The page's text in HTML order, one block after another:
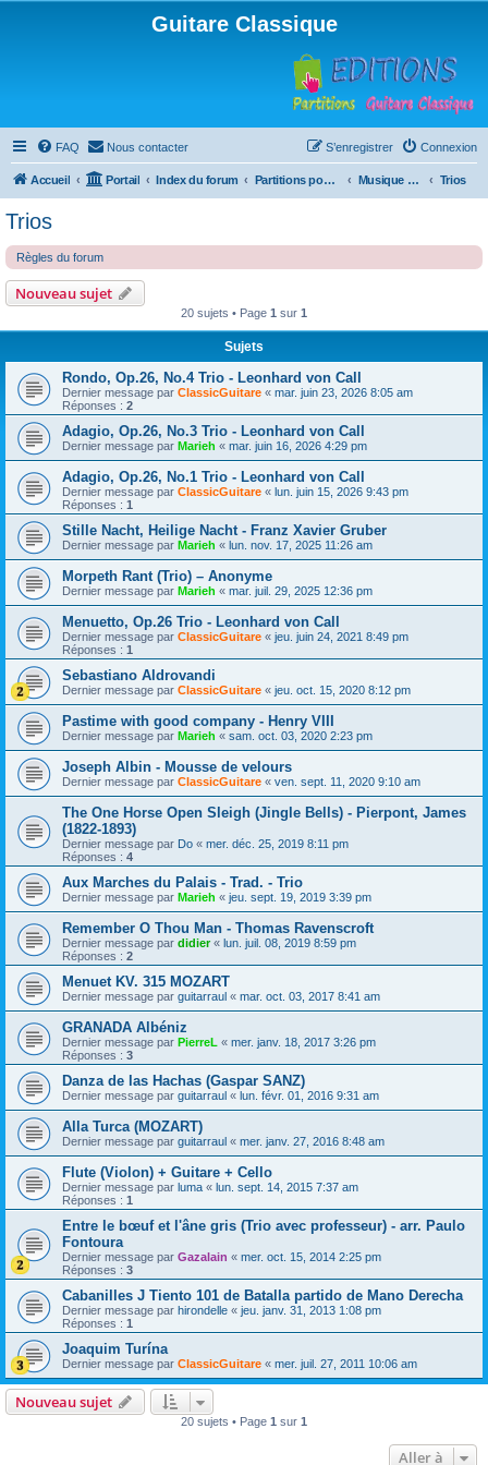
Guitare Classique
FAQ Nous contacter Connexion
S’enregistrer
Accueil Portail Index du forum Partitions pour guitare en libre téléchargement Musique d'ensemble Trios
Trios
Règles du forum
Nouveau sujet
20 sujets • Page 1 sur 1
Sujets
Rondo, Op.26, No.4 Trio - Leonhard von Call
Dernier message par ClassicGuitare « mar. juin 23, 2026 8:05 am
Réponses : 2
Adagio, Op.26, No.3 Trio - Leonhard von Call
Dernier message par Marieh « mar. juin 16, 2026 4:29 pm
Adagio, Op.26, No.1 Trio - Leonhard von Call
Dernier message par ClassicGuitare « lun. juin 15, 2026 9:43 pm
Réponses : 1
Stille Nacht, Heilige Nacht - Franz Xavier Gruber
Dernier message par Marieh « lun. nov. 17, 2025 11:26 am
Morpeth Rant (Trio) – Anonyme
Dernier message par Marieh « mar. juil. 29, 2025 12:36 pm
Menuetto, Op.26 Trio - Leonhard von Call
Dernier message par ClassicGuitare « jeu. juin 24, 2021 8:49 pm
Réponses : 1
Sebastiano Aldrovandi
Dernier message par ClassicGuitare « jeu. oct. 15, 2020 8:12 pm
Pastime with good company - Henry VIII
Dernier message par Marieh « sam. oct. 03, 2020 2:23 pm
Joseph Albin - Mousse de velours
Dernier message par ClassicGuitare « ven. sept. 11, 2020 9:10 am
The One Horse Open Sleigh (Jingle Bells) - Pierpont, James
(1822-1893)
Dernier message par Do « mer. déc. 25, 2019 8:11 pm
Réponses : 4
Aux Marches du Palais - Trad. - Trio
Dernier message par Marieh « jeu. sept. 19, 2019 3:39 pm
Remember O Thou Man - Thomas Ravenscroft
Dernier message par didier« lun. juil. 08, 2019 8:59 pm
Réponses : 2
Menuet KV. 315 MOZART
Dernier message par guitarraul « mar. oct. 03, 2017 8:41 am
GRANADA Albéniz
Dernier message par PierreL « mer. janv. 18, 2017 3:26 pm
Réponses : 3
Danza de las Hachas (Gaspar SANZ)
Dernier message par guitarraul « lun. févr. 01, 2016 9:31 am
Alla Turca (MOZART)
Dernier message par guitarraul « mer. janv. 27, 2016 8:48 am
Flute (Violon) + Guitare + Cello
Dernier message par luma « lun. sept. 14, 2015 7:37 am
Réponses : 1
Entre le bœuf et l'âne gris (Trio avec professeur) - arr. Paulo
Fontoura
Dernier message par Gazalain « mer. oct. 15, 2014 2:25 pm
Réponses : 3
Cabanilles J Tiento 101 de Batalla partido de Mano Derecha
Dernier message par hirondelle « jeu. janv. 31, 2013 1:08 pm
Réponses : 1
Joaquim Turína
Dernier message par ClassicGuitare « mer. juil. 27, 2011 10:06 am
Nouveau sujet
20 sujets • Page 1 sur 1
Aller à